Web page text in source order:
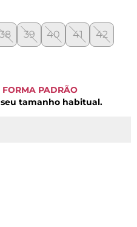
38 39 40 41 42
FORMA PADRÃO
seu tamanho habitual.